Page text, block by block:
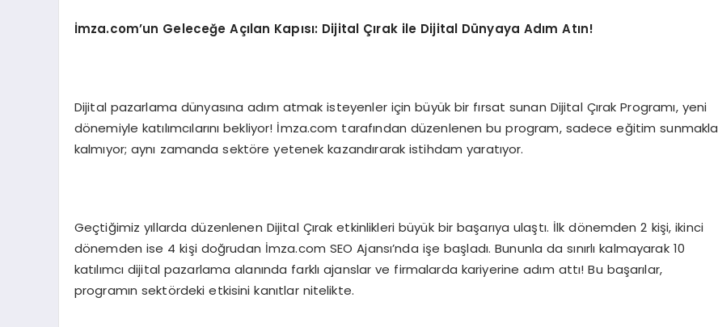
İmza.com’un Geleceğe Açılan Kapısı: Dijital Çırak ile Dijital Dünyaya Adım Atın!
Dijital pazarlama dünyasına adım atmak isteyenler için büyük bir fırsat sunan Dijital Çırak Programı, yeni
dönemiyle katılımcılarını bekliyor! İmza.com tarafından düzenlenen bu program, sadece eğitim sunmakla
kalmıyor; aynı zamanda sektöre yetenek kazandırarak istihdam yaratıyor.
Geçtiğimiz yıllarda düzenlenen Dijital Çırak etkinlikleri büyük bir başarıya ulaştı. İlk dönemden 2 kişi, ikinci
dönemden ise 4 kişi doğrudan İmza.com SEO Ajansı’nda işe başladı. Bununla da sınırlı kalmayarak 10
katılımcı dijital pazarlama alanında farklı ajanslar ve firmalarda kariyerine adım attı! Bu başarılar,
programın sektördeki etkisini kanıtlar nitelikte.